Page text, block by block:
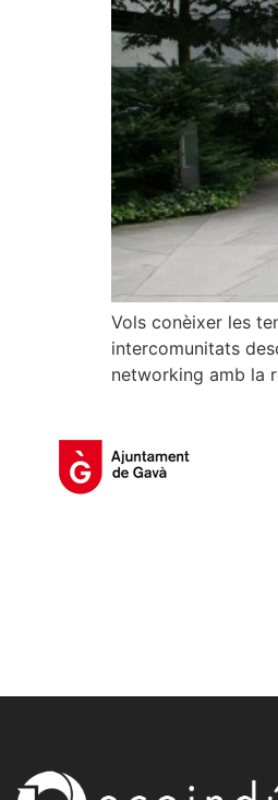
Vols conèixer les
intercomunitats
networking amb la